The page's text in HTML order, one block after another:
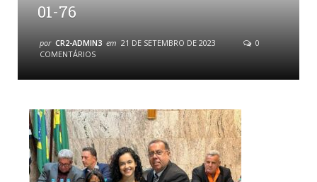
01-76
por CR2-ADMIN3 em 21 DE SETEMBRO DE 2023
0
COMENTÁRIOS